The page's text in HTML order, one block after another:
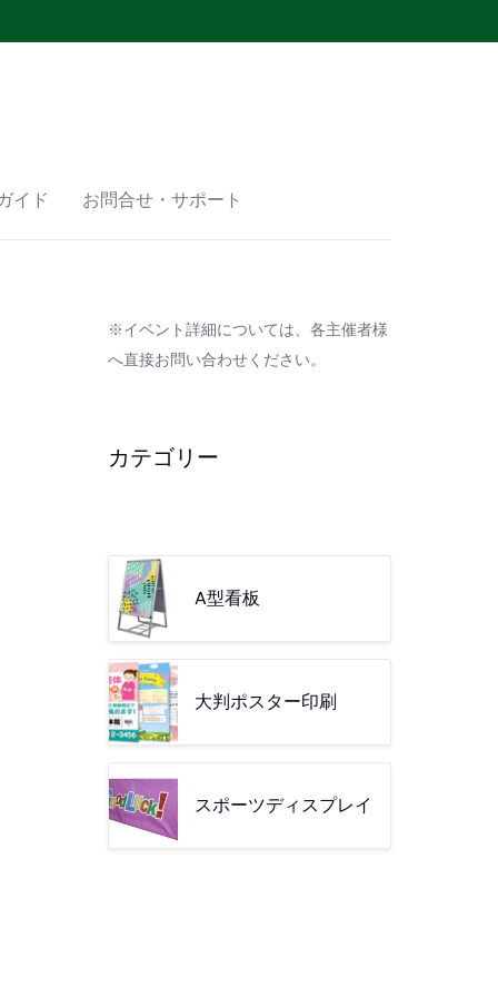
イド お問合せ・サポート
※イベント詳細については、各主催者様
へ直接お問い合わせください。
カテゴリー
A型看板
大判ポスター印刷
スポーツディスプレイ